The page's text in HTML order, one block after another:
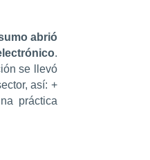
abrió
.
se llevó
así: +
práctica